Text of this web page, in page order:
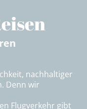
nachhaltiger
Denn wir
Flugverkehr gibt